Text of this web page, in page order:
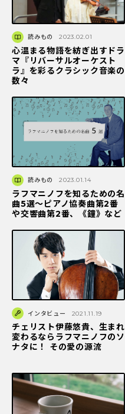
読みもの 2023.02.01
心温まる物語を紡ぎ出すドラ
マ『リバーサルオーケスト
ラ』を彩るクラシック音楽の
数々
読みもの 2023.01.14
ラフマニノフを知るための名
曲5選〜ピアノ協奏曲第2番
や交響曲第2番、《鐘》など
インタビュー 2021.11.19
チェリスト伊藤悠貴、生まれ
変わるならラフマニノフのソ
ナタに！ その愛の源流